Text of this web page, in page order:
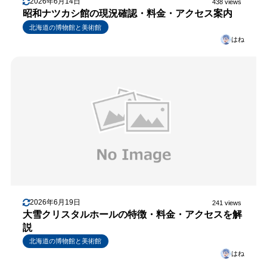
438 views
昭和ナツカシ館の現況確認・料金・アクセス案内
北海道の博物館と美術館
はね
2026年6月19日 241 views
大雪クリスタルホールの特徴・料金・アクセスを解
説
北海道の博物館と美術館
はね